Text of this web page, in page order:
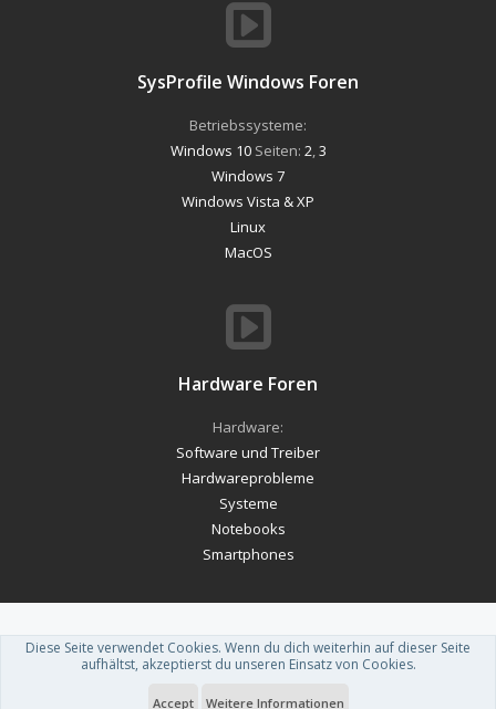
SysProfile Windows Foren
Betriebssysteme:
Windows 10Seiten: 2 3
Windows 7
Windows Vista & XP
Linux
MacOS
Hardware Foren
Hardware:
Software und Treiber
Hardwareprobleme
Systeme
Notebooks
Smartphones
Forum software by XenForo™-Deutsch von xenDach
Theme designed by ThemeHouse.
Diese Seite verwendet Cookies. Wenn du dich weiterhin auf dieser Seite
aufhältst, akzeptierst du unseren Einsatz von Cookies.
Accept Weitere Informationen